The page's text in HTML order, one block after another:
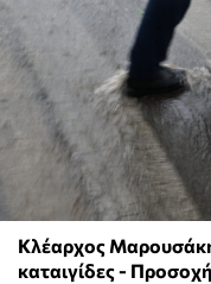
Κλέαρχος
καταιγίδες -